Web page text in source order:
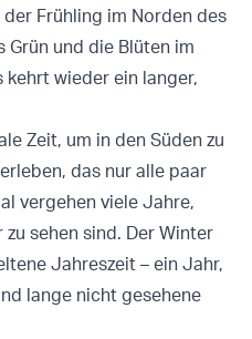
Frühling im Norden des
Grün und die Blüten im
wieder ein langer,
Zeit, um in den Süden zu
das nur alle paar
vergehen viele Jahre,
sehen sind. Der Winter
Jahreszeit – ein Jahr,
lange nicht gesehene